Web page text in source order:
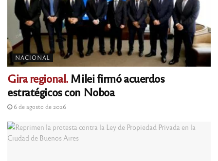
NACIONAL
Gira regional.Milei firmó acuerdos
estratégicos con Noboa
6 de agosto de 2026